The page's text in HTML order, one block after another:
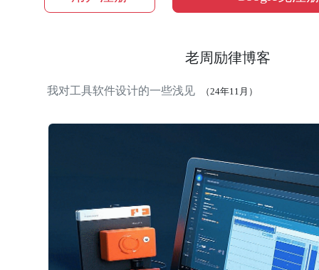
老周励律博客
我对工具软件设计的一些浅见 （24年11月）